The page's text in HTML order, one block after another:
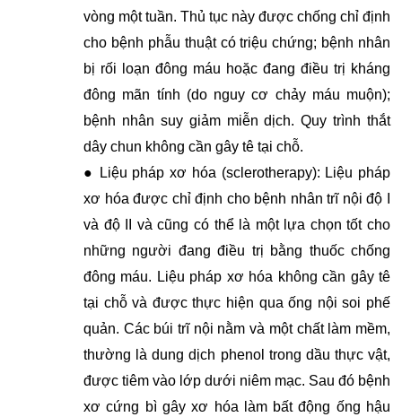
vòng một tuần. Thủ tục này được chống chỉ định
cho bệnh phẫu thuật có triệu chứng; bệnh nhân
bị rối loạn đông máu hoặc đang điều trị kháng
đông mãn tính (do nguy cơ chảy máu muộn);
bệnh nhân suy giảm miễn dịch. Quy trình thắt
dây chun không cần gây tê tại chỗ.
● Liệu pháp xơ hóa (sclerotherapy): Liệu pháp
xơ hóa được chỉ định cho bệnh nhân trĩ nội độ I
và độ II và cũng có thể là một lựa chọn tốt cho
những người đang điều trị bằng thuốc chống
đông máu. Liệu pháp xơ hóa không cần gây tê
tại chỗ và được thực hiện qua ống nội soi phế
quản. Các búi trĩ nội nằm và một chất làm mềm,
thường là dung dịch phenol trong dầu thực vật,
được tiêm vào lớp dưới niêm mạc. Sau đó bệnh
xơ cứng bì gây xơ hóa làm bất động ống hậu